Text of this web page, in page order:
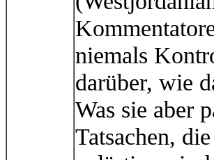
niemals
darüber, wie
Was sie aber
Tatsachen,